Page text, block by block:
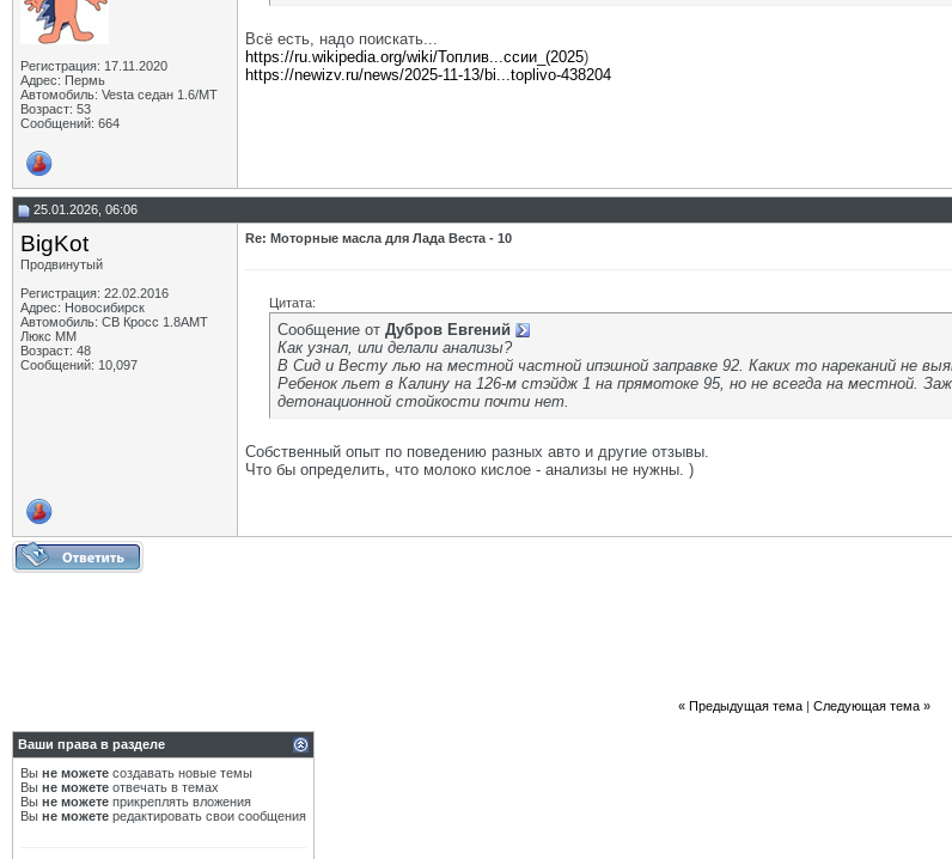
Регистрация: 17.11.2020
Адрес: Пермь
Автомобиль: Vesta седан 1.6/МТ
Возраст: 53
Сообщений: 664
Всё есть, надо поискать...
https://ru.wikipedia.org/wiki/Топлив...ссии_(2025)
https://newizv.ru/news/2025-11-13/bi...toplivo-438204
25.01.2026, 06:06
BigKot
Продвинутый
Регистрация: 22.02.2016
Адрес: Новосибирск
Автомобиль: СВ Кросс 1.8АМТ
Люкс ММ
Возраст: 48
Сообщений: 10,097
Re: Моторные масла для Лада Веста - 10
Цитата:
Сообщение от Дубров Евгений
Как узнал, или делали анализы?
В Сид и Весту лью на местной частной ипэшной заправке 92. Каких то нареканий не
Ребенок льет в Калину на 126-м стэйдж 1 на прямотоке 95, но не всегда на местной.
детонационной стойкости почти нет.
Собственный опыт по поведению разных авто и другие отзывы.
Что бы определить, что молоко кислое - анализы не нужны. )
« Предыдущая тема| Следующая тема »
Ваши права в разделе
Вы не можете создавать новые темы
Вы не можете отвечать в темах
Вы не можете прикреплять вложения
Вы не можете редактировать свои сообщения